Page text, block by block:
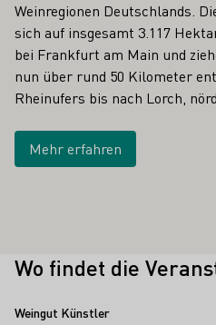
Weinregionen Deutschlands.
sich auf insgesamt 3.117
bei Frankfurt am Main und
nun über rund 50 Kilometer
Rheinufers bis nach Lorch,
Mehr erfahren
Wo findet die
Weingut Künstler